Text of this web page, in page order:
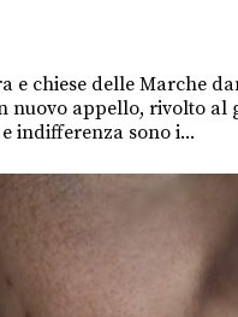
e chiese delle Marche
nuovo appello, rivolto al
indifferenza sono i...